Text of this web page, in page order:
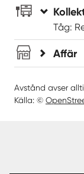
Tåg:
Affär
Avstånd avser
Källa: ©